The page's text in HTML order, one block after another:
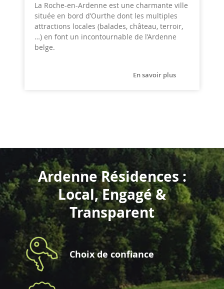
La Roche-en-Ardenne est une charmante ville
située en bord d’Ourthe dont les multiples
attractions locales (balades, château, terroir,
…) en font un incontournable de l’Ardenne
belge.
En savoir plus
Ardenne Résidences :
Local, Engagé &
Transparent
Choix de confiance